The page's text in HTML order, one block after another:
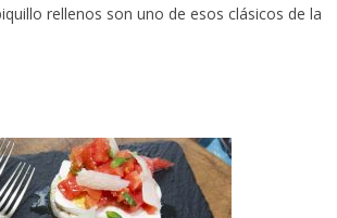
rellenos son uno de esos clásicos de la